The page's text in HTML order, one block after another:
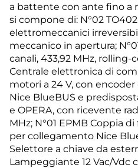
a battente con ante fino a
si compone di: N°02
elettromeccanici
meccanico in apertura;
canali, 433,92 MHz, rolling-
Centrale elettronica di
motori a 24 V, con
Nice BlueBUS e
e OPERA, con ricevente
MHz; N°01 EPMB Coppia
per collegamento Nice
Selettore a chiave da
Lampeggiante 12 Vac/Vdc